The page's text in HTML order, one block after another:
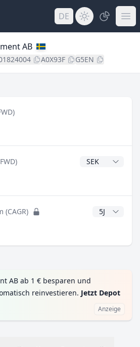
DE
AB
A0X93F G5EN
(CAGR) CAGR Jahre
AB ab 1 € besparen und
reinvestieren. Jetzt Depot
Anzeige